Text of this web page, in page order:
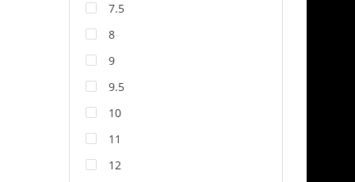
7.5
8
9
9.5
10
11
12